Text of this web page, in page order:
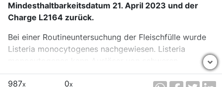
Mindesthaltbarkeitsdatum 21. April 2023 und der
Charge L2164 zurück.
Bei einer Routineuntersuchung der Fleischfülle wurde
Listeria monocytogenes nachgewiesen. Listeria
Magen-/Darmerkrankungen und von Symptomen
ähnlich eines grippalen Infektes sein. Bei bestimmten
987x 0x